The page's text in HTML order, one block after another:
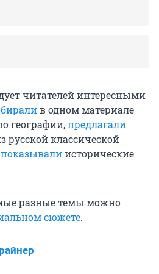
читателей интересными
в одном материале
географии,предлагали
русской классической
показывалиисторические
разные темы можно
сюжете.